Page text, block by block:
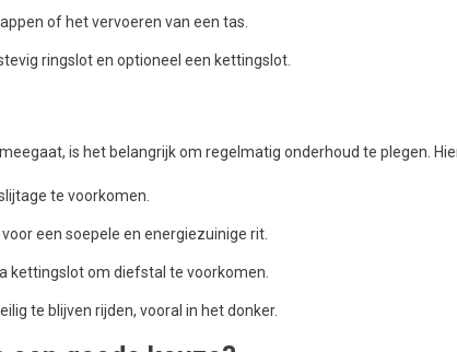
of het vervoeren van een tas.
ringslot en optioneel een kettingslot.
is het belangrijk om regelmatig onderhoud te plegen.
te voorkomen.
een soepele en energiezuinige rit.
kettingslot om diefstal te voorkomen.
te blijven rijden, vooral in het donker.